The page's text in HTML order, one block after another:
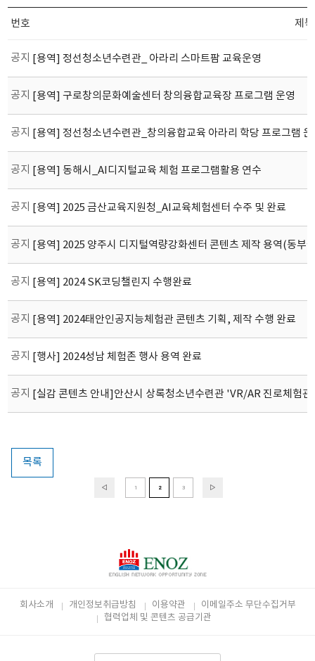
번호 제목
공지 [용역] 정선청소년수련관_ 아라리 스마트팜 교육운영
공지 [용역] 구로창의문화예술센터 창의융합교육장 프로그램 운영
공지 [용역] 정선청소년수련관_창의융합교육 아라리 학당 프로그램
공지 [용역] 동해시_AI디지털교육 체험 프로그램활용 연수
공지 [용역] 2025 금산교육지원청_AI교육체험센터 수주 및 완료
공지 [용역] 2025 양주시 디지털역량강화센터 콘텐츠 제작 용역(동부
공지 [용역] 2024 SK코딩챌린지 수행완료
공지 [용역] 2024태안인공지능체험관 콘텐츠 기획, 제작 수행 완료
공지 [행사] 2024성남 체험존 행사 용역 완료
공지 [실감 콘텐츠 안내]안산시 상록청소년수련관 'VR/AR 진로체험
목록
1 2 3
회사소개 개인정보취급방침 이용약관
이메일주소 무단수집거부
협력업체 및 콘텐츠 공급기관